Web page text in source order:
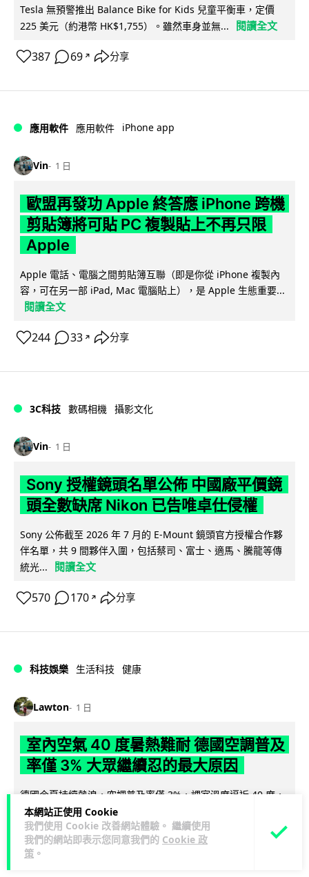
本網站正使用 Cookie
我們使用 Cookie 改善網站體驗。 繼續使用
我們的網站即表示您同意我們的 Cookie 政
策 。
Tesla 無預警推出 Balance Bike for Kids 兒童平衡車，定價
225 美元（約港幣 HK$1,755）。雖然車身並無...
閱讀全文
387 69 ↗ 分享
應用軟件 應用軟件 iPhone app
Vin 1 日
歐盟再發功 Apple 終答應 iPhone 跨機
剪貼簿將可貼 PC 複製貼上不再只限
Apple
Apple 電話、電腦之間剪貼簿互聯（即是你從 iPhone 複製內
容，可在另一部 iPad, Mac 電腦貼上），是 Apple 生態重要...
閱讀全文
244 33 ↗ 分享
3C科技 數碼相機 攝影文化
Vin 1 日
Sony 授權鏡頭名單公佈 中國廠平價鏡
頭全數缺席 Nikon 已告唯卓仕侵權
Sony 公佈截至 2026 年 7 月的 E-Mount 鏡頭官方授權合作夥
伴名單，共 9 間夥伴入圍，包括蔡司、富士、適馬、騰龍等傳
統光...
閱讀全文
570 170 ↗ 分享
科技娛樂 生活科技 健康
Lawton 1 日
室內空氣 40 度暑熱難耐 德國空調普及
率僅 3% 大眾繼續忍的最大原因
德國今夏持續熱浪，空調普及率僅 3%，課室溫度逼近 40 度，
全年因高溫死亡人數已升至約 9,800 人。德國及鄰國法國長期
抗拒安裝空調背後... 閱讀全文
136